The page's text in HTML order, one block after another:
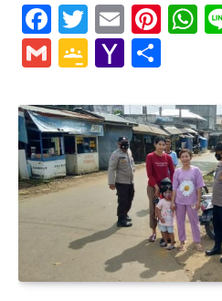
Facebook
Twitter
Email
GmailGoogle
Yahoo